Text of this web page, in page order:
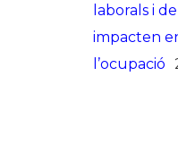
laborals i
impacten
l’ocupació